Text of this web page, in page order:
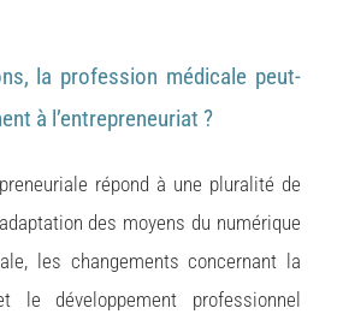
la profession médicale peut-
à l’entrepreneuriat ?
répond à une pluralité de
des moyens du numérique
les changements concernant la
le développement professionnel